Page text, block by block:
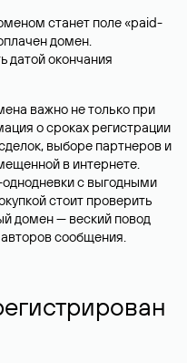
станет поле «paid-
домен.
датой окончания
важно не только при
о сроках регистрации
выборе партнеров и
в интернете.
с выгодными
стоит проверить
домен — веский повод
сообщения.